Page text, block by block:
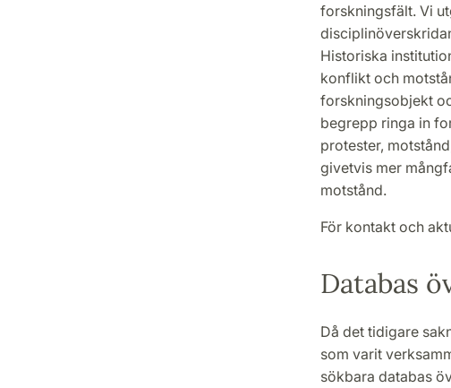
forskningsfält. Vi
Historiska
konflikt och
forskningsobjekt
begrepp ringa in
protester,
givetvis mer
motstånd.
För kontakt och
Databas
Då det tidigare
som varit
sökbara databas